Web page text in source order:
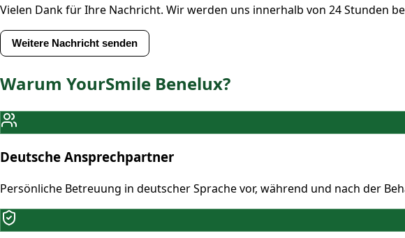
Vielen Dank für Ihre Nachricht. Wir werden uns innerhalb von 24 Stunden
Weitere Nachricht senden
Warum YourSmile Benelux?
Deutsche Ansprechpartner
Persönliche Betreuung in deutscher Sprache vor, während und nach der